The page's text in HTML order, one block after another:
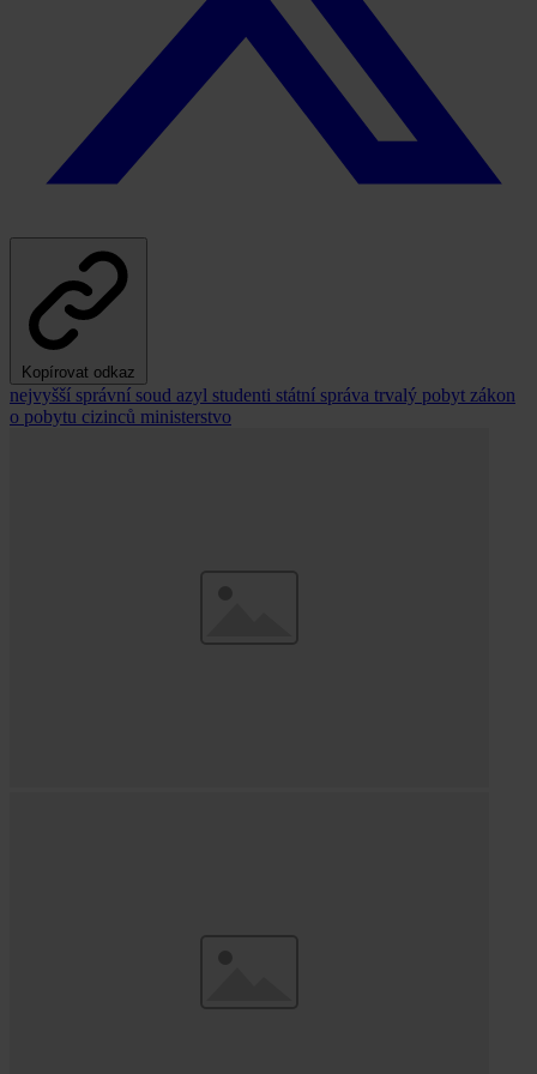
Kopírovat odkaz
nejvyšší správní soud azyl studenti státní správa trvalý pobyt zákon
o pobytu cizinců ministerstvo